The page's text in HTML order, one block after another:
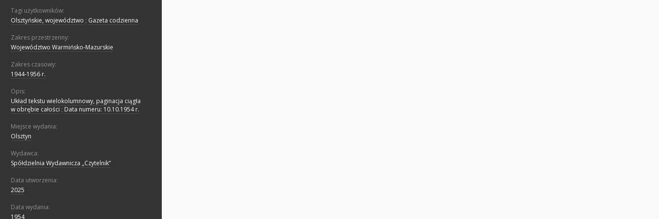
Tagi użytkowników:
Olsztyńskie, województwo ; Gazeta codzienna
Zakres przestrzenny:
Województwo Warmińsko-Mazurskie
Zakres czasowy:
1944-1956 r.
Opis:
Układ tekstu wielokolumnowy, paginacja ciągła
w obrębie całości ; Data numeru: 10.10.1954 r.
Miejsce wydania:
Olsztyn
Wydawca:
Spółdzielnia Wydawnicza „Czytelnik”
Data utworzenia:
2025
Data wydania:
1954